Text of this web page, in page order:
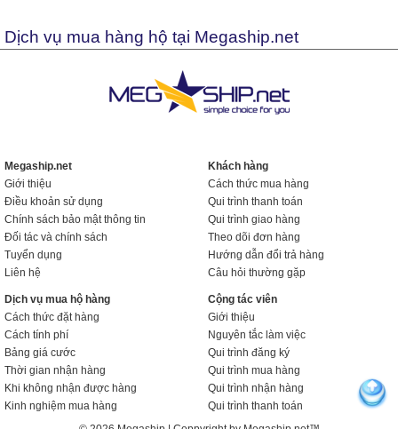
Dịch vụ mua hàng hộ tại Megaship.net
Megaship.net
Giới thiệu
Điều khoản sử dụng
Chính sách bảo mật thông tin
Đối tác và chính sách
Tuyển dụng
Liên hệ
Khách hàng
Cách thức mua hàng
Qui trình thanh toán
Qui trình giao hàng
Theo dõi đơn hàng
Hướng dẫn đổi trả hàng
Câu hỏi thường gặp
Dịch vụ mua hộ hàng
Cách thức đặt hàng
Cách tính phí
Bảng giá cước
Thời gian nhận hàng
Khi không nhận được hàng
Kinh nghiệm mua hàng
Cộng tác viên
Giới thiệu
Nguyên tắc làm việc
Qui trình đăng ký
Qui trình mua hàng
Qui trình nhận hàng
Qui trình thanh toán